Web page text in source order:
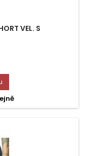
VEL. S